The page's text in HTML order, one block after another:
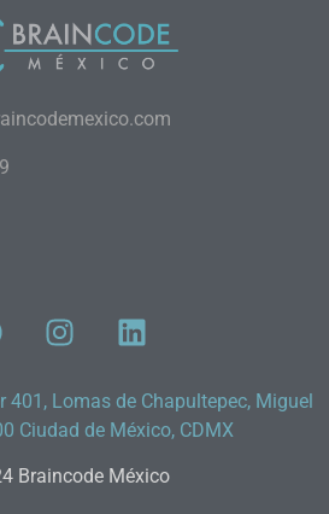
401, Lomas de Chapultepec, Miguel
Ciudad de México, CDMX
Braincode México